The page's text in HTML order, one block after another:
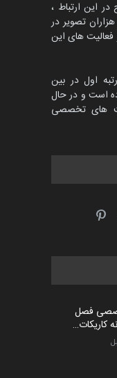
کارتون
در این ارتباط ،
تصویر در
فعالیت های این
اول در بین
است و در حال
های تخصصی
فصل